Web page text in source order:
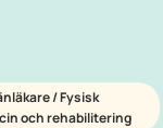
/ Fysisk
och rehabilitering